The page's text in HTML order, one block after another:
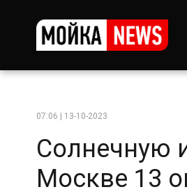
07:06 | 13-10-2023
Солнечную
Москве 13